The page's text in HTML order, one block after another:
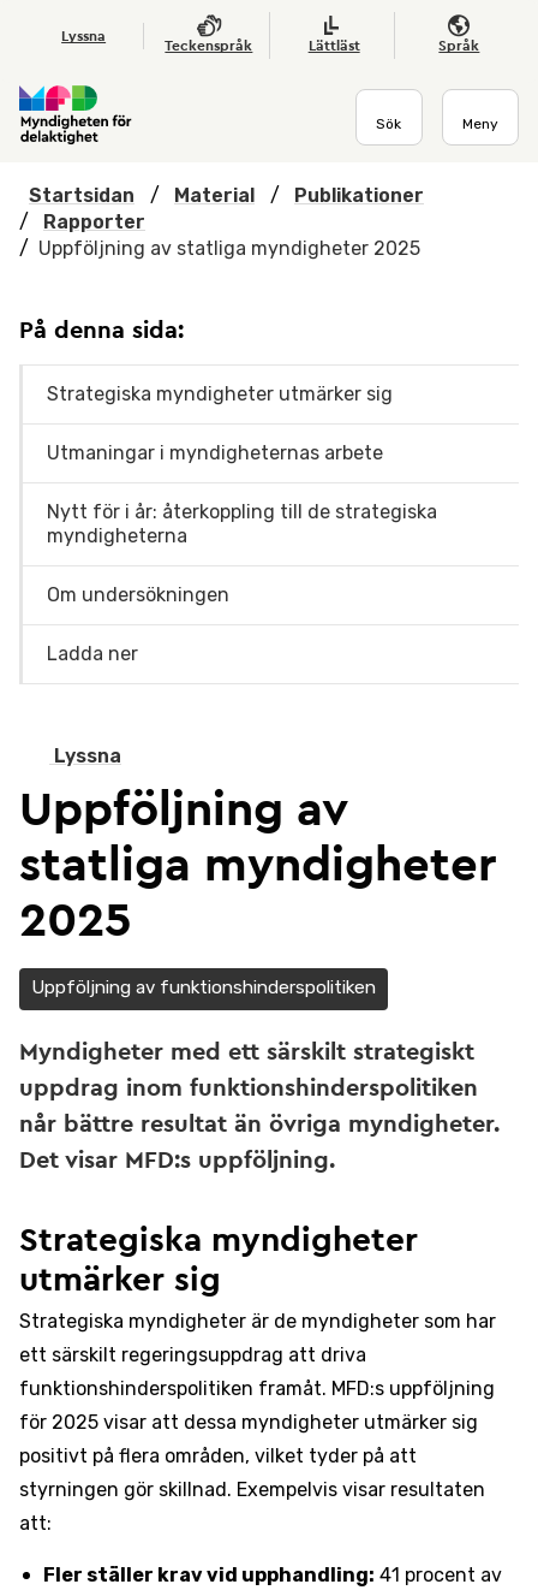
Hoppa till huvudmenyn
Lyssna
Teckenspråk Lättläst Språk
Sök Meny
Startsidan / Material /
Publikationer
/
Rapporter
/ Uppföljning av statliga myndigheter 2025
Lyssna
Uppföljning av
statliga myndigheter
2025
Uppföljning av funktionshinderspolitiken
Myndigheter med ett särskilt strategiskt
uppdrag inom funktionshinderspolitiken
når bättre resultat än övriga myndigheter.
Det visar MFD:s uppföljning.
Strategiska myndigheter
utmärker sig
Strategiska myndigheter är de myndigheter som har
ett särskilt regeringsuppdrag att driva
funktionshinderspolitiken framåt. MFD:s uppföljning
för 2025 visar att dessa myndigheter utmärker sig
positivt på flera områden, vilket tyder på att
styrningen gör skillnad. Exempelvis visar resultaten
att:
Fler ställer krav vid upphandling: 41 procent av
På denna sida:
Strategiska myndigheter utmärker sig
Utmaningar i myndigheternas arbete
Nytt för i år: återkoppling till de strategiska
myndigheterna
Om undersökningen
Ladda ner